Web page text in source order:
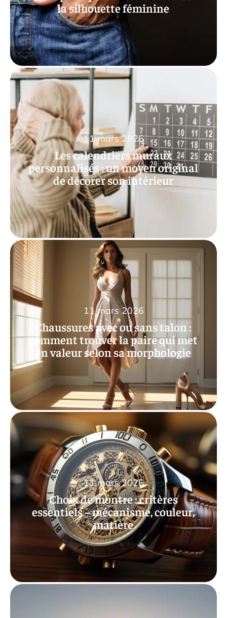
la silhouette féminine
Les calendriers muraux
personnalisés : un moyen original
de décorer son intérieur
11 mars 2026
Chaussures avec ou sans talon :
comment trouver la paire qui met
en valeur selon sa morphologie
11 mars 2026
Choix de montre : critères
essentiels – mécanisme, couleur,
matière
11 mars 2026